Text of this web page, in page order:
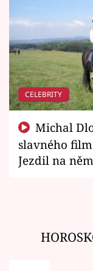
CELEBRITY
slavného
Jezdil na